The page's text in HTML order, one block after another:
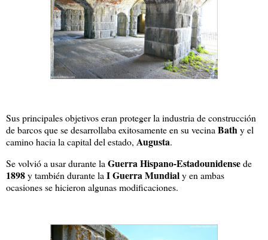
Sus principales objetivos eran proteger la industria de construcción
de barcos que se desarrollaba exitosamente en su vecinaBathy el
camino hacia la capital del estado, Augusta.
Se volvió a usar durante laGuerra Hispano-Estadounidensede
1898y también durante laI Guerra Mundialy en ambas
ocasiones se hicieron algunas modificaciones.